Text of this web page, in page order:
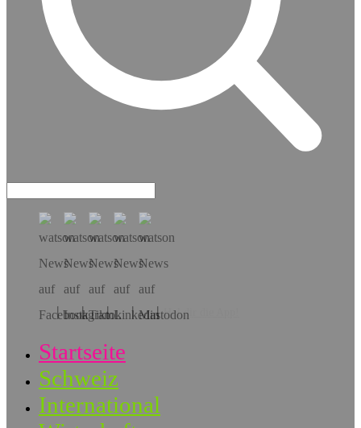
Hol dir die App!
Startseite
Schweiz
International